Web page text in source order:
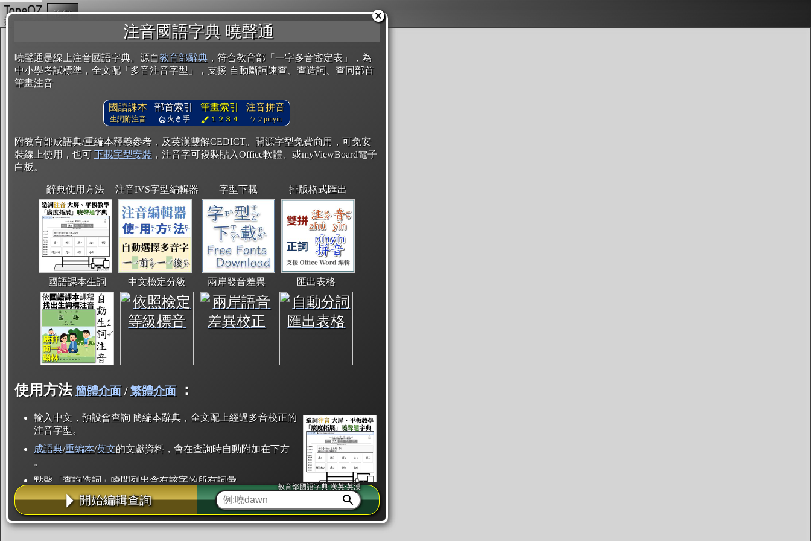
注音國語字典 曉聲通
曉聲通是線上注音國語字典。源自教育部辭典 ，符合教育部「一字多音審定表」，為
中小學考試標準，全文配「多音注音字型」，支援 自動斷詞速查、查造詞、查同部首
筆畫注音
國語課本
生詞附注音
部首索引
火 手
筆畫索引
１２３４
注音拼音
ㄅㄆpinyin
附教育部成語典/重編本釋義參考，及英漢雙解CEDICT。開源字型免費商用，可免安
裝線上使用，也可 下載字型安裝 ，注音字可複製貼入Office軟體、或myViewBoard電子
白板。
辭典使用方法 注音IVS字型編輯器 字型下載 排版格式匯出
國語課本生詞 中文檢定分級 兩岸發音差異 匯出表格
使用方法 簡體介面/繁體介面 ：
輸入中文，預設會查詢 簡編本辭典，全文配上經過多音校正的
注音字型。
成語典/重編本/英文的文獻資料，會在查詢時自動附加在下方
。
點擊「查詢造詞」瞬間列出含有該字的所有詞彙。
點「部首」瞬間列出所有「同部首字」。也支援查詢「同注音」或「同筆畫」。
辭典解釋的全文都經過自動斷詞，點擊便可瞬間「連續查詢」此字詞的解釋，不
用手動重複輸入。
開始編輯查詢
教育部國語字典·漢英·英漢
複製